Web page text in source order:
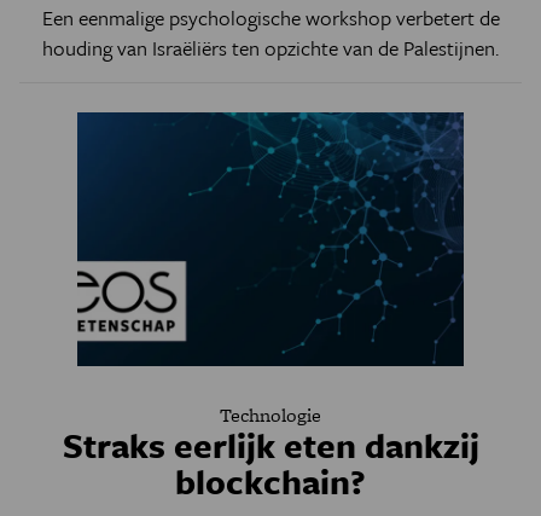
Een eenmalige psychologische workshop verbetert de
houding van Israëliërs ten opzichte van de Palestijnen.
Technologie
Straks eerlijk eten dankzij
blockchain?